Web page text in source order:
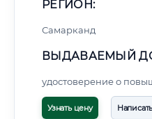
РЕГИОН:
Самарканд
ВЫДАВАЕМЫЙ
удостоверение о
Узнать цену